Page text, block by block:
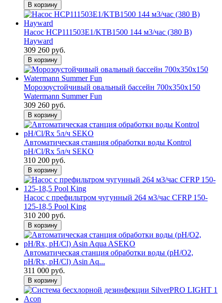
В корзину
Насос HCP111503E1/KTB1500 144 м3/час (380 В)
Hayward
309 260 руб.
В корзину
Морозоустойчивый овальный бассейн 700х350х150
Watermann Summer Fun
309 260 руб.
В корзину
Автоматическая станция обработки воды Kontrol
pH/Cl/Rx 5л/ч SEKO
310 200 руб.
В корзину
Насос с префильтром чугунный 264 м3/час CFRP 150-
125-18,5 Pool King
310 200 руб.
В корзину
Автоматическая станция обработки воды (pH/O2,
pH/Rx, pH/Cl) Asin Aq...
311 000 руб.
В корзину